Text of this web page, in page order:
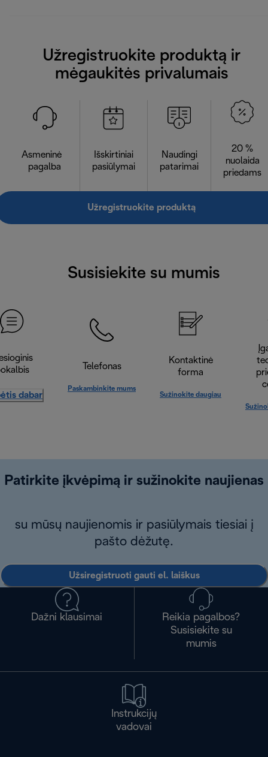
Užregistruokite produktą ir
mėgaukitės privalumais
Asmeninė
pagalba
Išskirtiniai
pasiūlymai
Naudingi
patarimai
20 %
nuolaida
priedams
Užregistruokite produktą
Susisiekite su mumis
dabar
Telefonas
Paskambinkite mums
Kontaktinė
forma
Sužinokite daugiau
Patirkite įkvėpimą ir sužinokite naujienas
su mūsų naujienomis ir pasiūlymais tiesiai į
pašto dėžutę.
Užsiregistruoti gauti el. laiškus
Dažni klausimai
Reikia pagalbos?
Susisiekite su
mumis
Instrukcijų
vadovai